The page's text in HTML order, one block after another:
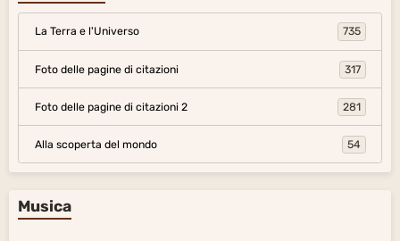
La Terra e l'Universo 735
Foto delle pagine di citazioni 317
Foto delle pagine di citazioni 2 281
Alla scoperta del mondo 54
Musica